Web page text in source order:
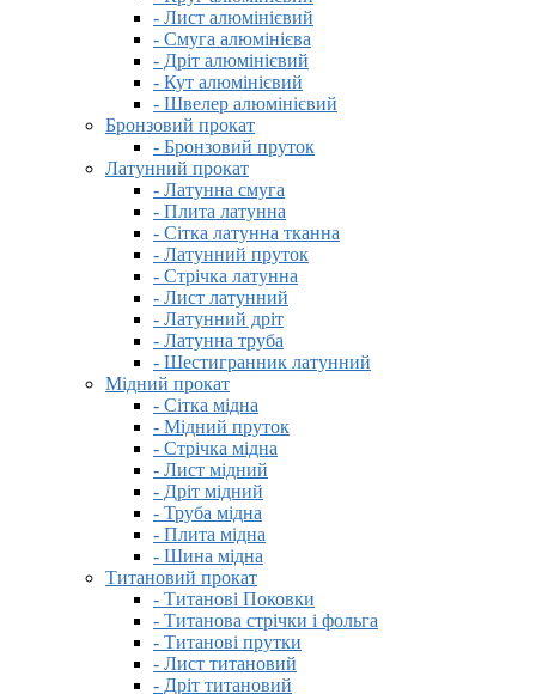
- Лист алюмінієвий
- Смуга алюмінієва
- Дріт алюмінієвий
- Кут алюмінієвий
- Швелер алюмінієвий
Бронзовий прокат
- Бронзовий пруток
Латунний прокат
- Латунна смуга
- Плита латунна
- Сітка латунна тканна
- Латунний пруток
- Стрічка латунна
- Лист латунний
- Латунний дріт
- Латунна труба
- Шестигранник латунний
Мідний прокат
- Сітка мідна
- Мідний пруток
- Стрічка мідна
- Лист мідний
- Дріт мідний
- Труба мідна
- Плита мідна
- Шина мідна
Титановий прокат
- Титанові Поковки
- Титанова стрічки і фольга
- Титанові прутки
- Лист титановий
- Дріт титановий